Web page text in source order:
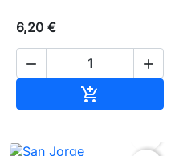
6,20 €
 
